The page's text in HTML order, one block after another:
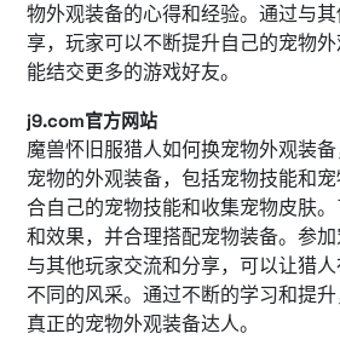
物外观装备的心得和经验。通过与
享，玩家可以不断提升自己的宠物
能结交更多的游戏好友。
j9.com官方网站
魔兽怀旧服猎人如何换宠物外观装
宠物的外观装备，包括宠物技能和
合自己的宠物技能和收集宠物皮肤
和效果，并合理搭配宠物装备。参加
与其他玩家交流和分享，可以让猎
不同的风采。通过不断的学习和提
真正的宠物外观装备达人。